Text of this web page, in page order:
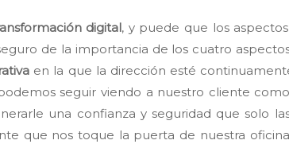
digital, y puede que los
de la importancia de los cuatro
en la que la dirección esté
seguir viendo a nuestro cliente
una confianza y seguridad que solo
que nos toque la puerta de nuestra